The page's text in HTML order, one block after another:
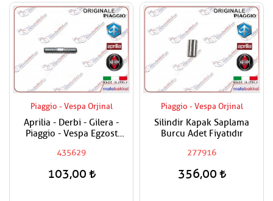
Piaggio - Vespa Orjinal
Aprilia - Derbi - Gilera -
Piaggio - Vespa Egzost
Fiyatıdır
435629
103,00
Piaggio - Vespa Orjinal
Silindir Kapak Saplama
Burcu Adet Fiyatıdır
277916
356,00